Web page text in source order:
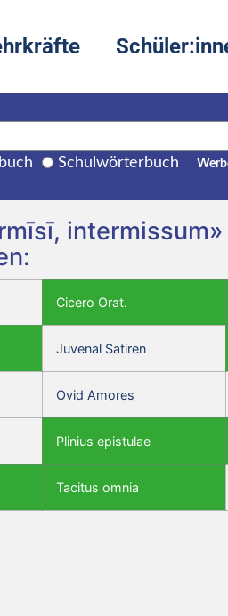
Schulwörterbuch
Cicero Orat.
Juvenal Satiren
Ovid Amores
Plinius epistulae
Tacitus omnia